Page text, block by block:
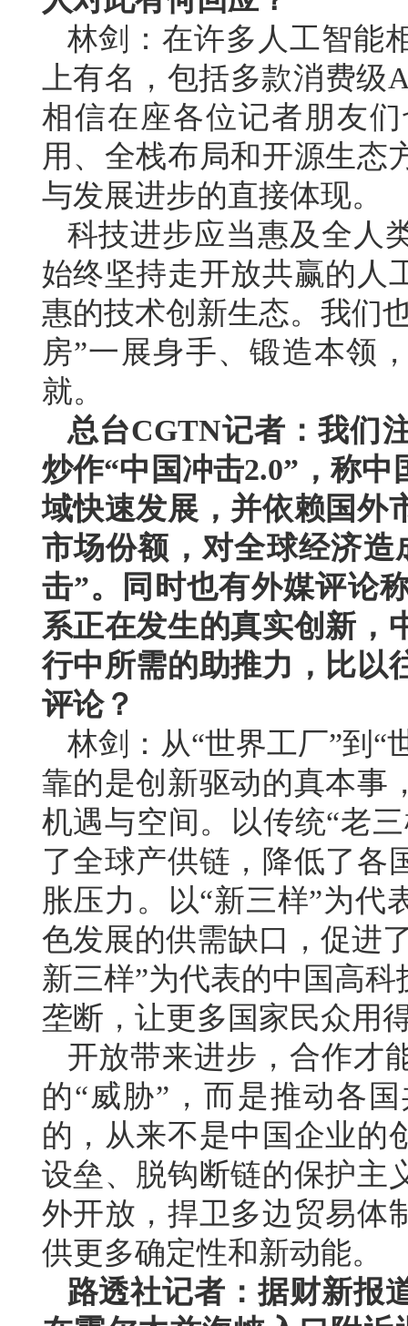
林剑：在许多人工智能
上有名，包括多款消费
相信在座各位记者朋友
用、全栈布局和开源生态
与发展进步的直接体现。
科技进步应当惠及全人
始终坚持走开放共赢的人
惠的技术创新生态。我们
房”一展身手、锻造本领
就。
总台CGTN记者：我们
炒作“中国冲击2.0”，称
域快速发展，并依赖国外
市场份额，对全球经济
击”。同时也有外媒评论
系正在发生的真实创新，
行中所需的助推力，比以
评论？
林剑：从“世界工厂”到“
靠的是创新驱动的真本事
机遇与空间。以传统“老
了全球产供链，降低了各
胀压力。以“新三样”为代
色发展的供需缺口，促进
新三样”为代表的中国高
垄断，让更多国家民众用
开放带来进步，合作才
的“威胁”，而是推动各
的，从来不是中国企业的
设垒、脱钩断链的保护主
外开放，捍卫多边贸易体
供更多确定性和新动能。
路透社记者：据财新报